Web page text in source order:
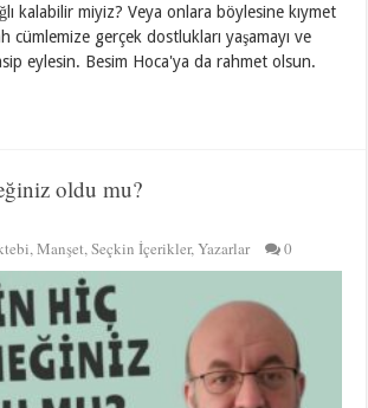
kalabilir miyiz? Veya onlara böylesine kıymet
cümlemize gerçek dostlukları yaşamayı ve
eylesin. Besim Hoca'ya da rahmet olsun.
oldu mu?
,Manşet,Seçkin İçerikler,Yazarlar 0